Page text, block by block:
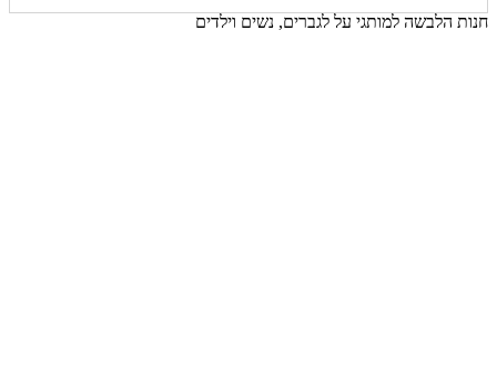
חנות הלבשה למותגי על לגברים, נשים וילדים